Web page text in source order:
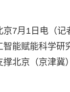
京7月1日电（记
智能赋能科学研
北京（京津冀